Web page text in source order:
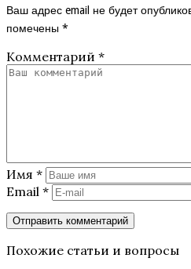
Ваш адрес email не будет
помечены *
Комментарий *
Имя *
Email *
Похожие статьи и вопросы